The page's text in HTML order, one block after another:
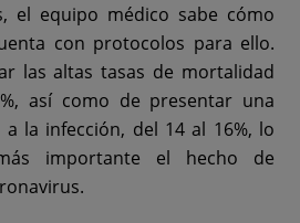
el equipo médico sabe cómo
con protocolos para ello.
las altas tasas de mortalidad
así como de presentar una
la infección, del 14 al 16%, lo
importante el hecho de